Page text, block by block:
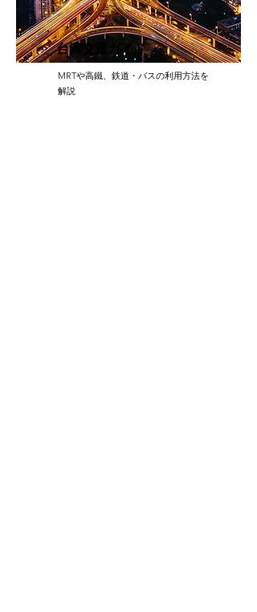
台湾交通ガイド
MRTや高鐵、鉄道・バスの利用方法を
解説